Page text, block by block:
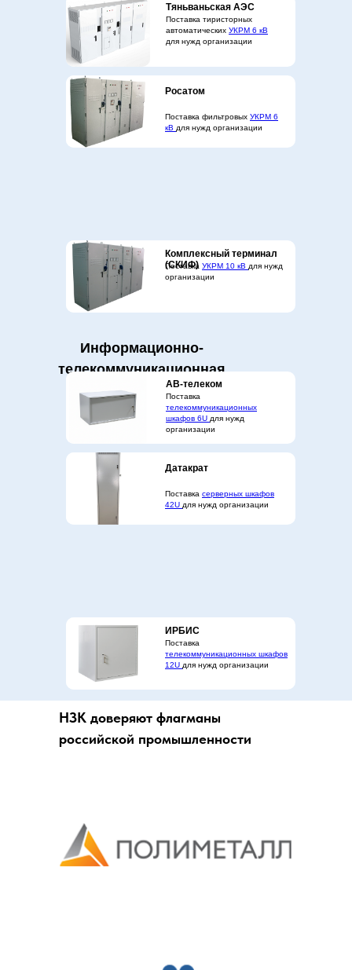
Росатом
Поставка фильтровых УКРМ 6
кВ для нужд организации
Комплексный терминал
(СКИФ)
Поставка УКРМ 10 кВ для нужд
организации
Тяньваньская АЭС
Поставка тиристорных
автоматических УКРМ 6 кВ
для нужд организации
Датакрат
Поставка серверных шкафов
42U для нужд организации
Информационно-
телекоммуникационная
сфера
ИРБИС
Поставка
телекоммуникационных шкафов
12U для нужд организации
АВ-телеком
Поставка
телекоммуникационных
шкафов 6U для нужд
организации
НЗК доверяют флагманы
российской промышленности